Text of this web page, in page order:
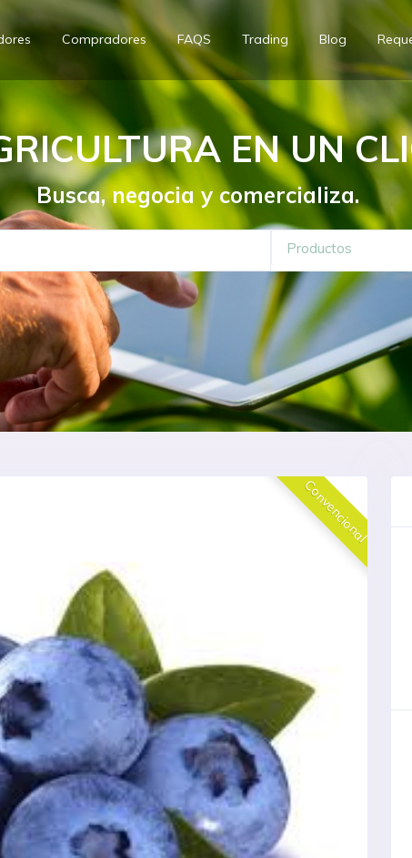
Compradores FAQS Trading Blog
EN UN
Busca, negocia y comercializa.
Convencional